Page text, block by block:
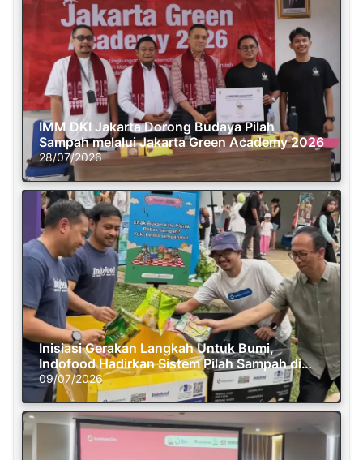
IMM DKI Jakarta Dorong Budaya Pilah
Sampah melalui Jakarta Green Academy 2026
28/07/2026
Inisiasi Gerakan Langkah Untuk Bumi,
Indofood Hadirkan Sistem Pilah Sampah di
Semasa Piknik
09/07/2026